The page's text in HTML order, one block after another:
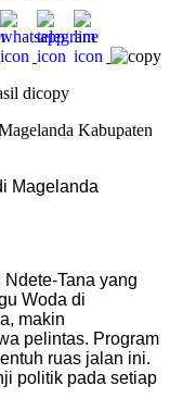
dicopy
Magelanda
Tana yang
Woda di
makin
pelintas. Program
ruas jalan ini.
politik pada setiap